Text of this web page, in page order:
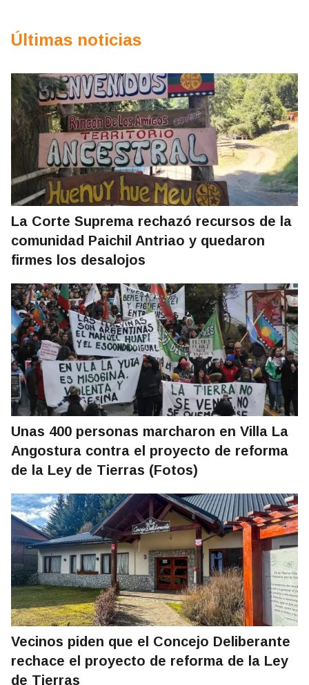
Últimas noticias
La Corte Suprema rechazó recursos de la
comunidad Paichil Antriao y quedaron
firmes los desalojos
Unas 400 personas marcharon en Villa La
Angostura contra el proyecto de reforma
de la Ley de Tierras (Fotos)
Vecinos piden que el Concejo Deliberante
rechace el proyecto de reforma de la Ley
de Tierras